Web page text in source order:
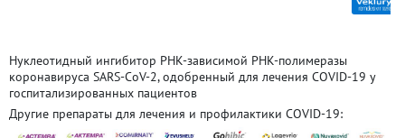
Нуклеотидный ингибитор РНК-зависимой РНК-полимеразы
коронавируса SARS-CoV-2, одобренный для лечения COVID-19 у
госпитализированных пациентов
Другие препараты для лечения и профилактики COVID-19: